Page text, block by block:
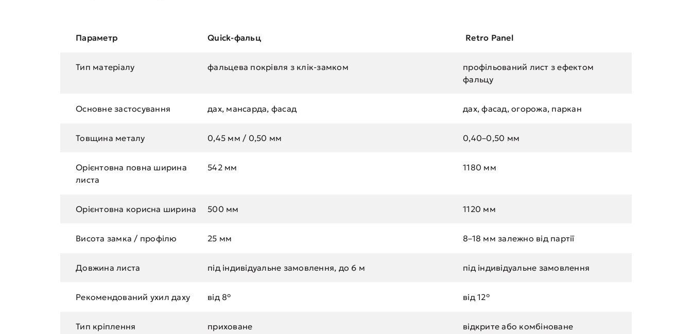
Параметр Quick-фальц Retro Panel
Тип матеріалу фальцева покрівля з клік-замком
профільований лист з ефектом
фальцу
Основне застосування дах, мансарда, фасад дах, фасад, огорожа, паркан
Товщина металу 0,45 мм / 0,50 мм 0,40–0,50 мм
Орієнтовна повна ширина
листа
542 мм 1180 мм
Орієнтовна корисна ширина 500 мм 1120 мм
Висота замка / профілю 25 мм 8–18 мм залежно від партії
Довжина листа під індивідуальне замовлення, до 6 м під індивідуальне замовлення
Рекомендований ухил даху від 8° від 12°
Тип кріплення приховане відкрите або комбіноване